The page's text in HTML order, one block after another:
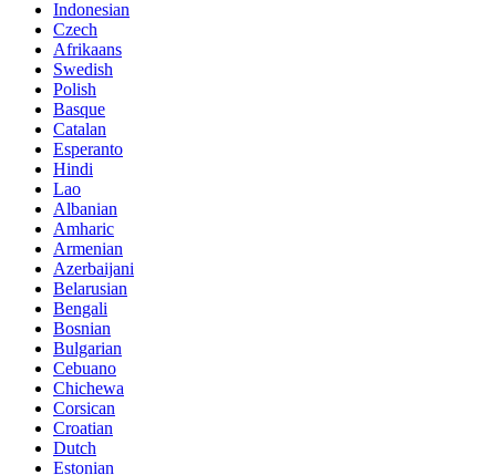
Indonesian
Czech
Afrikaans
Swedish
Polish
Basque
Catalan
Esperanto
Hindi
Lao
Albanian
Amharic
Armenian
Azerbaijani
Belarusian
Bengali
Bosnian
Bulgarian
Cebuano
Chichewa
Corsican
Croatian
Dutch
Estonian